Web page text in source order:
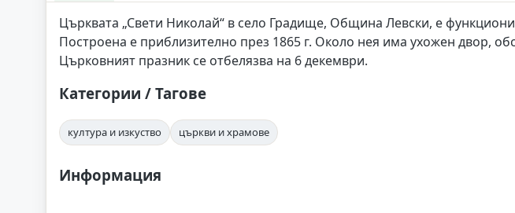
Църквата „Свети Николай“ в село Градище, Община Левски, е
Построена е приблизително през 1865 г. Около нея има ухожен двор,
Църковният празник се отбелязва на 6 декември.
Категории / Тагове
култура и изкуство църкви и храмове
Информация